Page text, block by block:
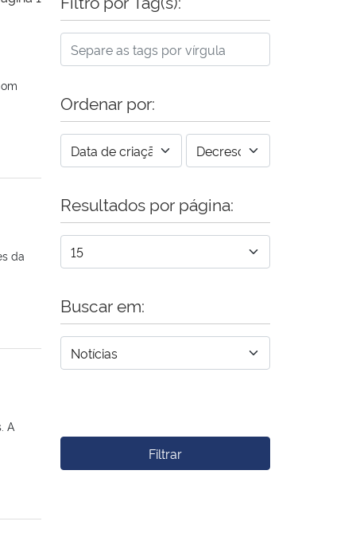
da
A
Ordenar por:
Resultados por página:
Buscar em:
Filtrar